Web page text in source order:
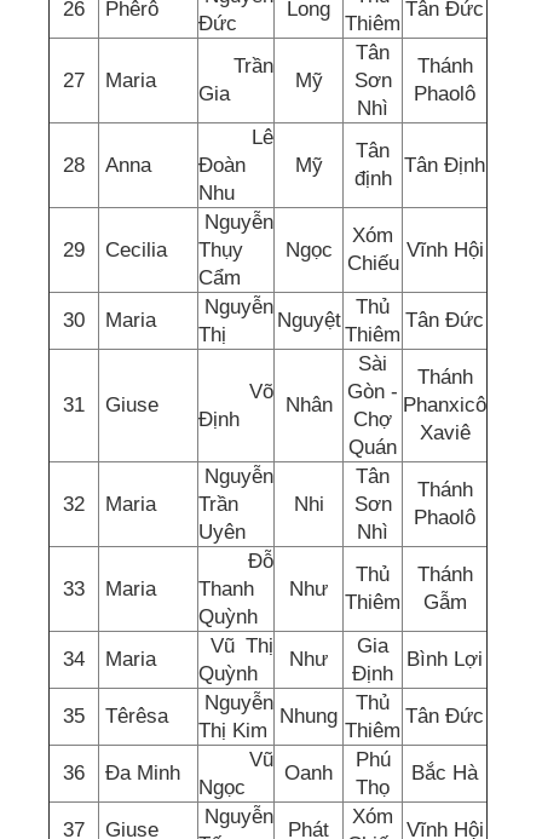
26 Phêrô
Đức
Long
Thiêm
Tân Đức
27 Maria
Trần
Gia
Mỹ
Tân
Sơn
Nhì
Thánh
Phaolô
28 Anna
Lê
Đoàn
Nhu
Mỹ
Tân
định
Tân Định
29 Cecilia
Nguyễn
Thụy
Cẩm
Ngọc
Xóm
Chiếu
Vĩnh Hội
30 Maria
Nguyễn
Thị
Nguyệt
Thủ
Thiêm
Tân Đức
31 Giuse
Võ
Định
Nhân
Sài
Gòn -
Chợ
Quán
Thánh
Phanxicô
Xaviê
32 Maria
Nguyễn
Trần
Uyên
Nhi
Tân
Sơn
Nhì
Thánh
Phaolô
33 Maria
Đỗ
Thanh
Quỳnh
Như
Thủ
Thiêm
Thánh
Gẫm
34 Maria
Vũ Thị
Quỳnh
Như
Gia
Định
Bình Lợi
35 Têrêsa
Nguyễn
Thị Kim
Nhung
Thủ
Thiêm
Tân Đức
36 Đa Minh
Vũ
Ngọc
Oanh
Phú
Thọ
Bắc Hà
37 Giuse
Nguyễn
Phát
Xóm
Vĩnh Hội